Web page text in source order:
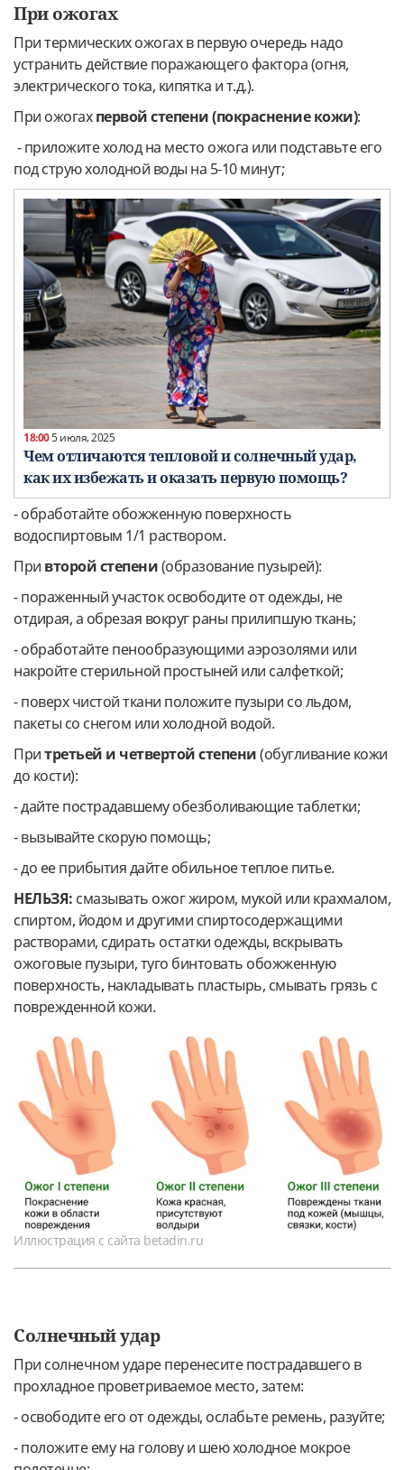
При ожогах
При термических ожогах в первую очередь надо
устранить действие поражающего фактора (огня,
электрического тока, кипятка и т.д.).
При ожогахпервой степени (покраснение кожи):
- приложите холод на место ожога или подставьте его
под струю холодной воды на 5-10 минут;
18:005 июля, 2025
Чем отличаются тепловой и солнечный удар,
как их избежать и оказать первую помощь?
- обработайте обожженную поверхность
водоспиртовым 1/1 раствором.
При второй степени(образование пузырей):
- пораженный участок освободите от одежды, не
отдирая, а обрезая вокруг раны прилипшую ткань;
- обработайте пенообразующими аэрозолями или
накройте стерильной простыней или салфеткой;
- поверх чистой ткани положите пузыри со льдом,
пакеты со снегом или холодной водой.
Притретьей и четвертой степени(обугливание кожи
до кости):
- дайте пострадавшему обезболивающие таблетки;
- вызывайте скорую помощь;
- до ее прибытия дайте обильное теплое питье.
НЕЛЬЗЯ: смазывать ожог жиром, мукой или крахмалом,
спиртом, йодом и другими спиртосодержащими
растворами, сдирать остатки одежды, вскрывать
ожоговые пузыри, туго бинтовать обожженную
поверхность, накладывать пластырь, смывать грязь с
поврежденной кожи.
Иллюстрация с сайта betadin.ru
Солнечный удар
При солнечном ударе перенесите пострадавшего в
прохладное проветриваемое место, затем:
- освободите его от одежды, ослабьте ремень, разуйте;
- положите ему на голову и шею холодное мокрое